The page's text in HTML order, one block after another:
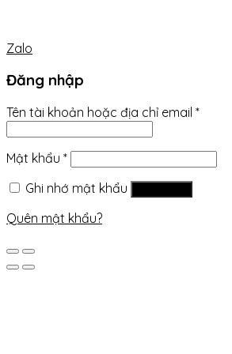
Zalo
Đăng nhập
Tên tài khoản hoặc địa chỉ email *
Mật khẩu *
Ghi nhớ mật khẩu
Quên mật khẩu?